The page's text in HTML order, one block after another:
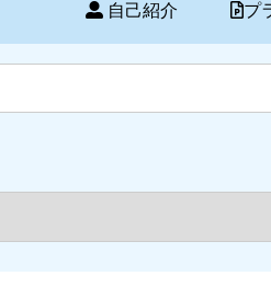
自己紹介 プ